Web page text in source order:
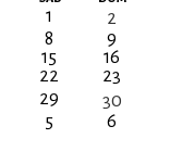
1
2
8
9
15
16
22
23
29
30
5 6